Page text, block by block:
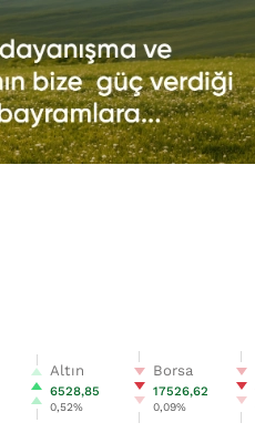
Altın
6528,85
0,52%
Borsa
17526,62
0,09%